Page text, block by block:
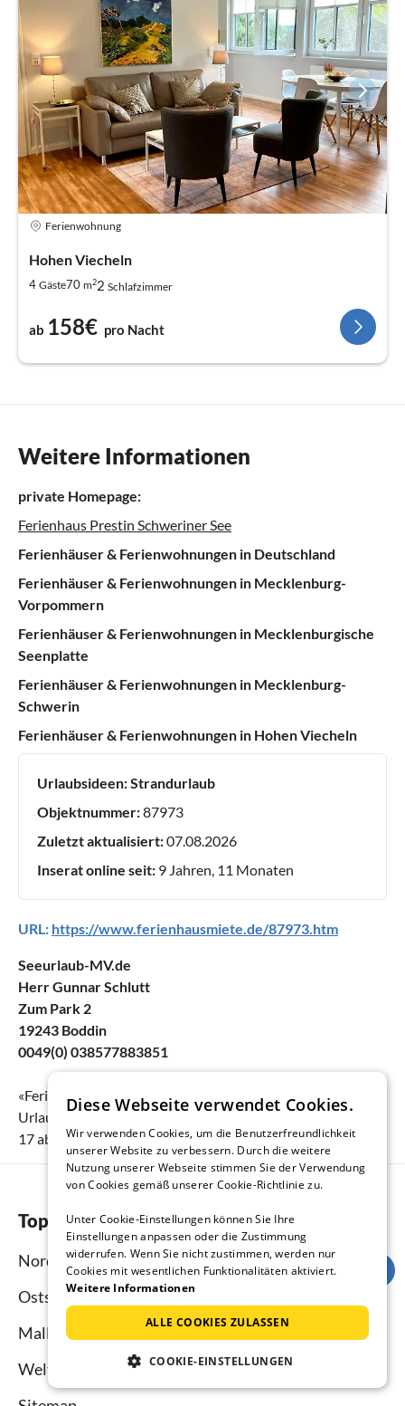
Ferienwohnung
Hohen Viecheln
4 Gäste70 m22 Schlafzimmer
ab 158€ pro Nacht
Weitere Informationen
private Homepage:
Ferienhaus Prestin Schweriner See
Ferienhäuser & Ferienwohnungen in Deutschland
Ferienhäuser & Ferienwohnungen in Mecklenburg-
Vorpommern
Ferienhäuser & Ferienwohnungen in Mecklenburgische
Seenplatte
Ferienhäuser & Ferienwohnungen in Mecklenburg-
Schwerin
Ferienhäuser & Ferienwohnungen in Hohen Viecheln
Urlaubsideen:Strandurlaub
Objektnummer:87973
Zuletzt aktualisiert:07.08.2026
Inserat online seit: 9 Jahren, 11 Monaten
URL: https://www.ferienhausmiete.de/87973.htm
Seeurlaub-MV.de
Herr Gunnar Schlutt
Zum Park 2
19243 Boddin
0049(0) 038577883851
«Ferienhaus Prestin Schweriner See
» erreicht eine
Urlauberbewertung von4.6 (Bewertungsskala:1bis5 ) bei
17abgegebenen Bewertungen.
Top-Regionen
Nordsee
Ostsee
Mallorca
Weltweit
Diese Webseite verwendet Cookies.
Wir verwenden Cookies, um die Benutzerfreundlichkeit
unserer Website zu verbessern. Durch die weitere
Nutzung unserer Webseite stimmen Sie der Verwendung
von Cookies gemäß unserer Cookie-Richtlinie zu.
Unter Cookie-Einstellungen können Sie Ihre
Einstellungen anpassen oder die Zustimmung
widerrufen. Wenn Sie nicht zustimmen, werden nur
Cookies mit wesentlichen Funktionalitäten aktiviert.
Weitere Informationen
ALLE COOKIES ZULASSEN
COOKIE-EINSTELLUNGEN